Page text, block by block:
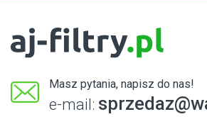
Masz pytania, napisz do nas!
e-mail: